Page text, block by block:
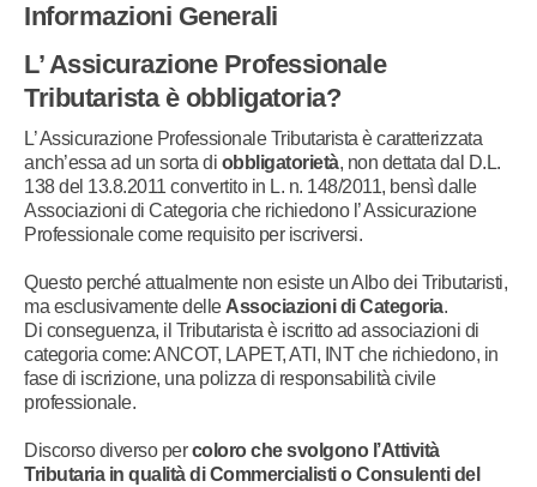
Informazioni Generali
L’ Assicurazione Professionale
Tributarista è obbligatoria?
L’ Assicurazione Professionale Tributarista è caratterizzata
anch’essa ad un sorta di obbligatorietà, non dettata dal D.L.
138 del 13.8.2011 convertito in L. n. 148/2011, bensì dalle
Associazioni di Categoria che richiedono l’ Assicurazione
Professionale come requisito per iscriversi.
Questo perché attualmente non esiste un Albo dei Tributaristi,
ma esclusivamente delle Associazioni di Categoria.
Di conseguenza, il Tributarista è iscritto ad associazioni di
categoria come: ANCOT, LAPET, ATI, INT che richiedono, in
fase di iscrizione, una polizza di responsabilità civile
professionale.
Discorso diverso percoloro che svolgono l’Attività
Tributaria in qualità di Commercialisti o Consulenti del